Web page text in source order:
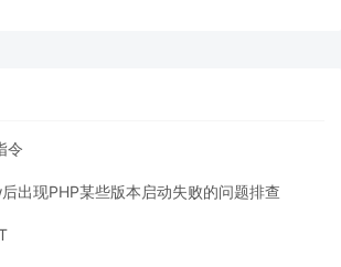
令
出现PHP某些版本启动失败的问题排查